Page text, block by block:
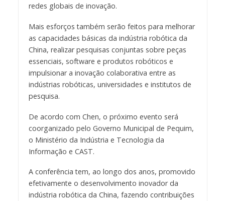
redes globais de inovação.
Mais esforços também serão feitos para melhorar
as capacidades básicas da indústria robótica da
China, realizar pesquisas conjuntas sobre peças
essenciais, software e produtos robóticos e
impulsionar a inovação colaborativa entre as
indústrias robóticas, universidades e institutos de
pesquisa.
De acordo com Chen, o próximo evento será
coorganizado pelo Governo Municipal de Pequim,
o Ministério da Indústria e Tecnologia da
Informação e CAST.
A conferência tem, ao longo dos anos, promovido
efetivamente o desenvolvimento inovador da
indústria robótica da China, fazendo contribuições